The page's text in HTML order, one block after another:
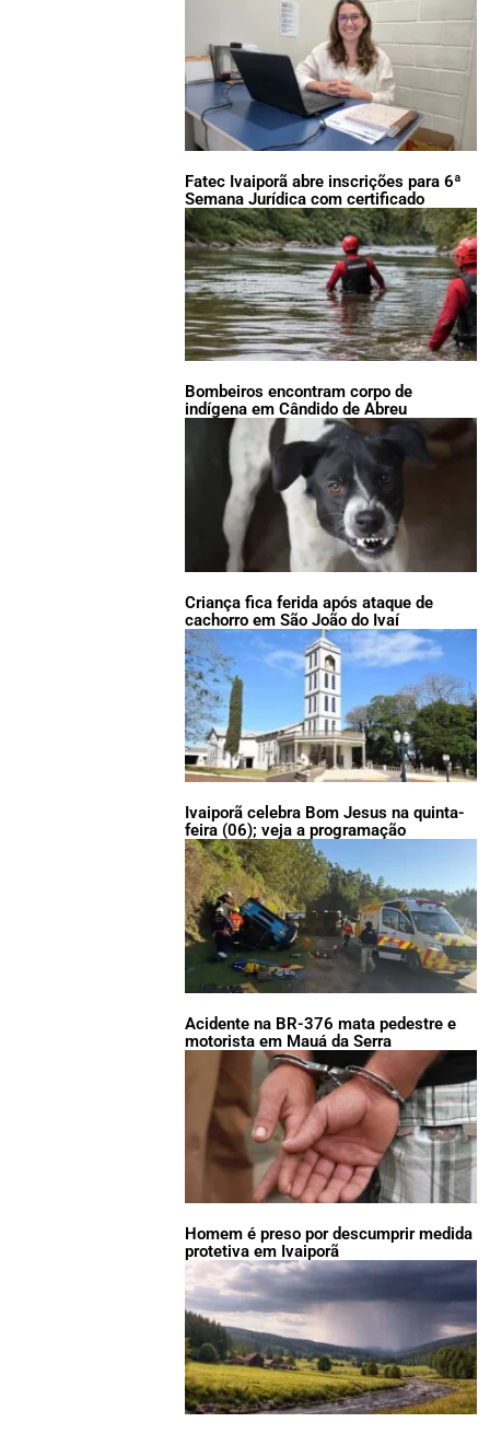
Fatec Ivaiporã abre inscrições para 6ª
Semana Jurídica com certificado
Bombeiros encontram corpo de
indígena em Cândido de Abreu
Criança fica ferida após ataque de
cachorro em São João do Ivaí
Ivaiporã celebra Bom Jesus na quinta-
feira (06); veja a programação
Acidente na BR-376 mata pedestre e
motorista em Mauá da Serra
Homem é preso por descumprir medida
protetiva em Ivaiporã